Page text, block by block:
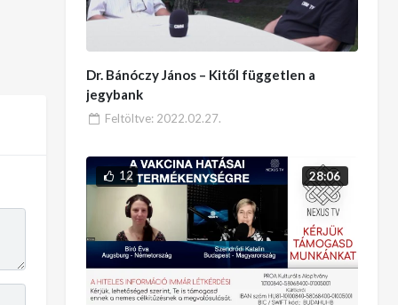
Dr. Bánóczy János – Kitől független a
jegybank
Feltöltve: 2022.02.27.
28:06
12